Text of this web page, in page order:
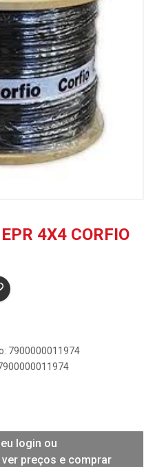
4X4 CORFIO
7900000011974
login ou
preços e comprar